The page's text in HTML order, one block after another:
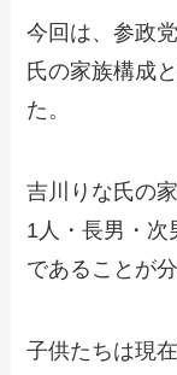
今回は、参政
氏の家族構成
た。
吉川りな氏の
1人・長男・次
であることが
子供たちは現